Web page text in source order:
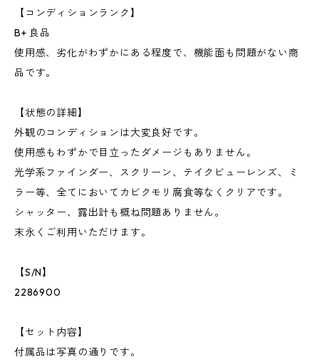
【コンディションランク】
B+ 良品
使用感、劣化がわずかにある程度で、機能面も問題がない商
品です。
【状態の詳細】
外観のコンディションは大変良好です。
使用感もわずかで目立ったダメージもありません。
光学系ファインダー、スクリーン、テイクビューレンズ、ミ
ラー等、全てにおいてカビクモリ腐食等なくクリアです。
シャッター、露出計も概ね問題ありません。
末永くご利用いただけます。
【S/N】
2286900
【セット内容】
付属品は写真の通りです。